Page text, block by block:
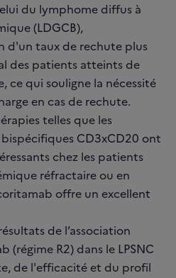
du lymphome diffus à
(LDGCB),
d'un taux de rechute plus
des patients atteints de
ce qui souligne la nécessité
en cas de rechute.
telles que les
CD3xCD20 ont
chez les patients
réfractaire ou en
offre un excellent
de l’association
R2) dans le LPSNC
de l'efficacité et du profil